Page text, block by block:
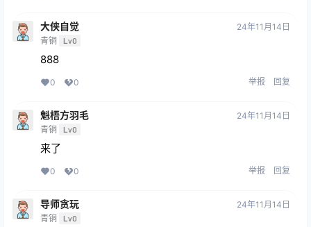
大侠自觉
青铜 Lv0
24年11月14日
888
0 0 举报 回复
魁梧方羽毛
青铜 Lv0
24年11月14日
来了
0 0 举报 回复
导师贪玩
青铜 Lv0
24年11月14日